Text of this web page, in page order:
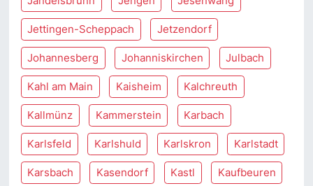
Jettingen-Scheppach Jetzendorf
Johannesberg Johanniskirchen Julbach
Kahl am Main Kaisheim Kalchreuth
Kallmünz Kammerstein Karbach
Karlsfeld Karlshuld Karlskron Karlstadt
Karsbach Kasendorf Kastl Kaufbeuren